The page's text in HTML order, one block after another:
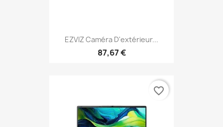
EZVIZ Caméra D'extérieur...
87,67 €
favorite_border